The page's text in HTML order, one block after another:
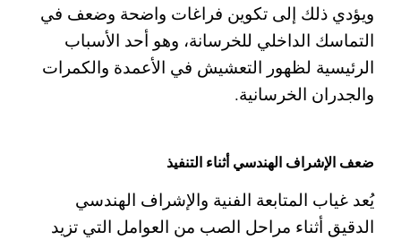
ويؤدي ذلك إلى تكوين فراغات واضحة وضعف في
التماسك الداخلي للخرسانة، وهو أحد الأسباب
الرئيسية لظهور التعشيش في الأعمدة والكمرات
والجدران الخرسانية.
ضعف الإشراف الهندسي أثناء التنفيذ
يُعد غياب المتابعة الفنية والإشراف الهندسي
الدقيق أثناء مراحل الصب من العوامل التي تزيد